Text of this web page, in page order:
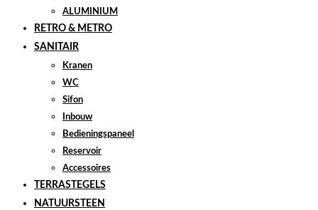
ALUMINIUM
RETRO & METRO
SANITAIR
Kranen
WC
Sifon
Inbouw
Bedieningspaneel
Reservoir
Accessoires
TERRASTEGELS
NATUURSTEEN